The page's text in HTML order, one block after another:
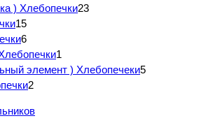
) Хлебопечки23
15
6
1
элемент ) Хлебопечеки5
2